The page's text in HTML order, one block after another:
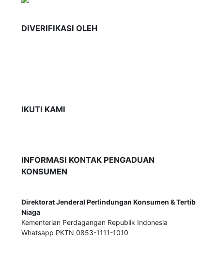
DIVERIFIKASI OLEH
IKUTI KAMI
INFORMASI KONTAK PENGADUAN
KONSUMEN
Direktorat Jenderal Perlindungan Konsumen & Tertib
Niaga
Kementerian Perdagangan Republik Indonesia
Whatsapp PKTN 0853-1111-1010